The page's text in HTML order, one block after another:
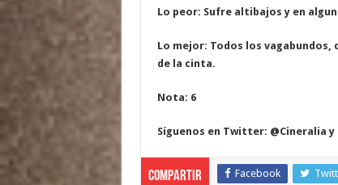
Lo peor: Sufre altibajos y en
Lo mejor: Todos los vagabundos,
de la cinta.
Nota: 6
Síguenos en Twitter: @Cineralia y
Compartir Facebook